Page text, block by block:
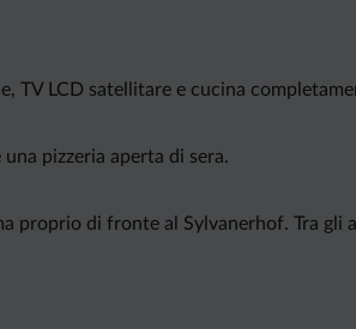
LCD satellitare e cucina
pizzeria aperta di sera.
proprio di fronte al Sylvanerhof. Tra gli